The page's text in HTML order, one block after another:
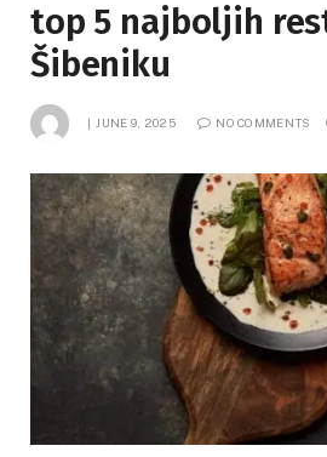
top 5 najboljih
Šibeniku
JUNE 9, 2025 NO COMMENTS